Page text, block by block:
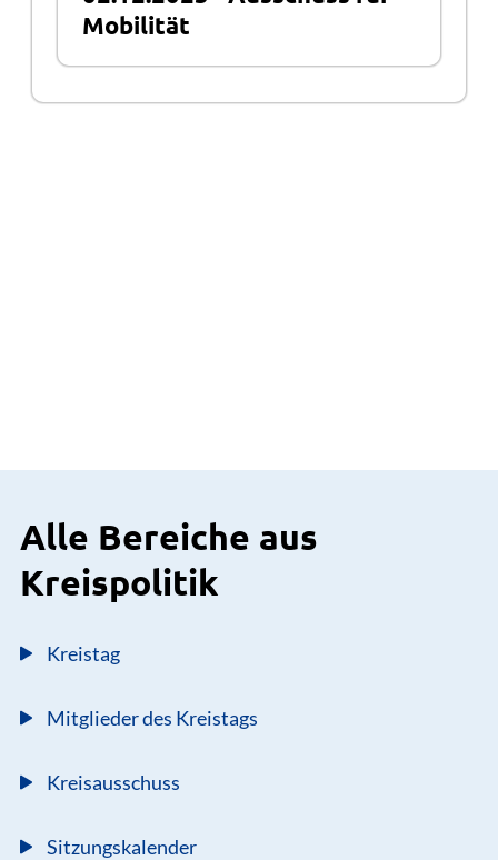
Mobilität
Alle Bereiche aus
Kreispolitik
Kreistag
Mitglieder des Kreistags
Kreisausschuss
Sitzungskalender